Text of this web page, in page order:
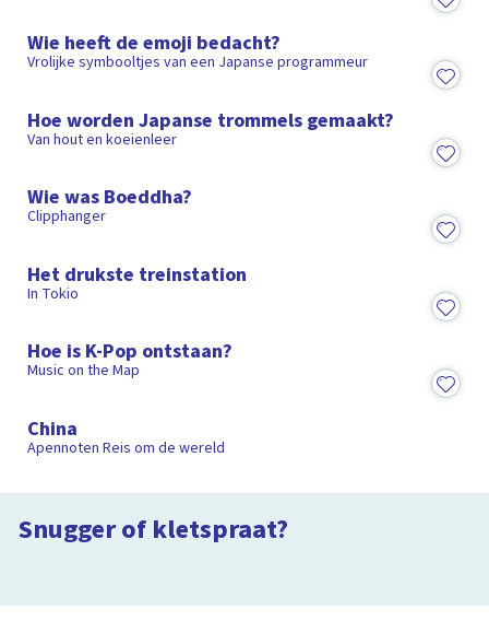
Wie heeft de emoji bedacht?
Vrolijke symbooltjes van een Japanse programmeur
Hoe worden Japanse trommels gemaakt?
Van hout en koeienleer
Wie was Boeddha?
Clipphanger
Het drukste treinstation
In Tokio
Hoe is K-Pop ontstaan?
Music on the Map
China
Apennoten Reis om de wereld
Snugger of kletspraat?
taal ter wereld
Is het snugger of kletspraat?
De Chinese Muur is gemaakt van
rijst
Is het snugger of kletspraat?